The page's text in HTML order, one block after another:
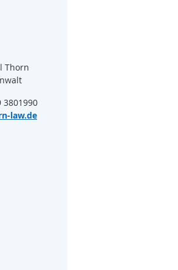
Thorn
3801990
law.de